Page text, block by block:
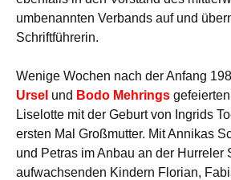
umbenannten Verbands auf und
Schriftführerin.
Wenige Wochen nach der Anfang
Ursel und Bodo Mehrings
Liselotte mit der Geburt von Ingrids
ersten Mal Großmutter. Mit Annikas
und Petras im Anbau an der Hurreler
aufwachsenden Kindern Florian,